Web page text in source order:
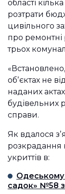
області
розтрати
цивільного
про ремонтні
трьох
обʼєктах не
наданих
будівельних
справи.
Як вдалося
розкрадання
укриттів в:
Одеському
садок» №58